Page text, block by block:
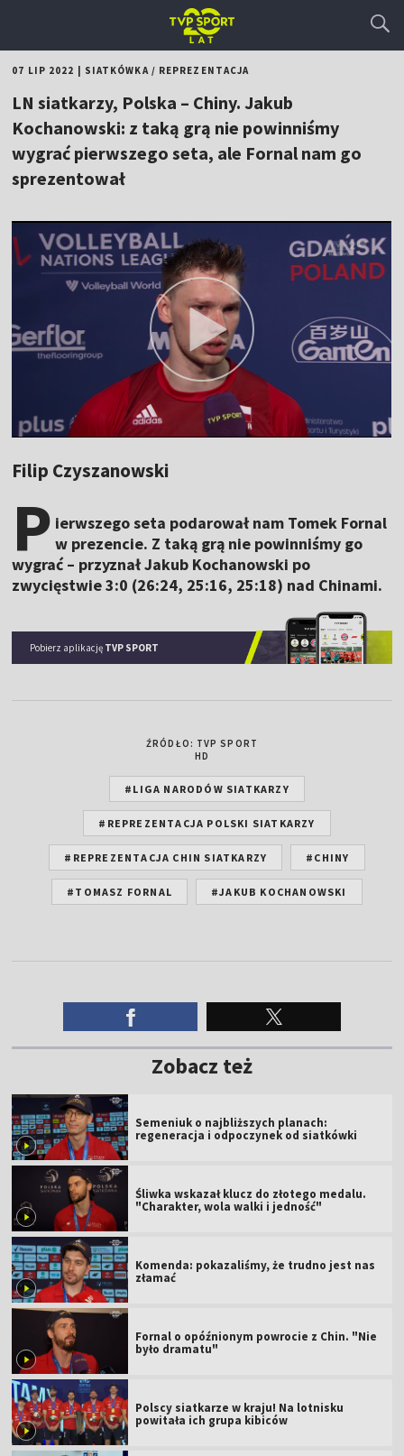
07 LIP 2022 SIATKÓWKA/ REPREZENTACJA
LN siatkarzy, Polska – Chiny. Jakub
Kochanowski: z taką grą nie powinniśmy
wygrać pierwszego seta, ale Fornal nam go
sprezentował
Filip Czyszanowski
P ierwszego seta podarował nam Tomek Fornal
w prezencie. Z taką grą nie powinniśmy go
wygrać – przyznał Jakub Kochanowski po
zwycięstwie3:0 (26:24, 25:16, 25:18) nad Chinami.
Pobierz aplikację TVP SPORT
ŹRÓDŁO: TVP SPORT
HD
#LIGA NARODÓW SIATKARZY
#REPREZENTACJA POLSKI SIATKARZY
#REPREZENTACJA CHIN SIATKARZY #CHINY
#TOMASZ FORNAL #JAKUB KOCHANOWSKI
Zobacz też
Semeniuk o najbliższych planach:
regeneracja i odpoczynek od siatkówki
Śliwka wskazał klucz do złotego medalu.
"Charakter, wola walki i jedność"
Komenda: pokazaliśmy, że trudno jest nas
złamać
Fornal o opóźnionym powrocie z Chin. "Nie
było dramatu"
Polscy siatkarze w kraju! Na lotnisku
powitała ich grupa kibiców